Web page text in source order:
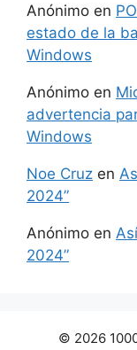
Anónimo en
estado de la
Windows
Anónimo en
advertencia
Windows
Noe Cruz en
2024”
Anónimo en
2024”
© 2026